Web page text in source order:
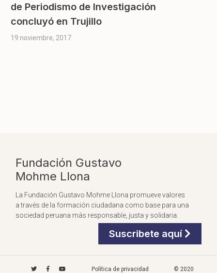
de Periodismo de Investigación
concluyó en Trujillo
19 noviembre, 2017
Fundación Gustavo
Mohme Llona
La Fundación Gustavo Mohme Llona promueve valores
a través de la formación ciudadana como base para una
sociedad peruana más responsable, justa y solidaria.
Suscribete aquí
Política de privacidad © 2020